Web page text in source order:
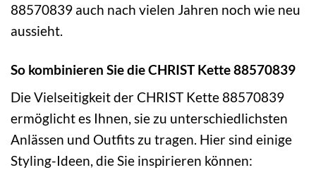
88570839 auch nach vielen Jahren noch wie neu
aussieht.
So kombinieren Sie die CHRIST Kette 88570839
Die Vielseitigkeit der CHRIST Kette 88570839
ermöglicht es Ihnen, sie zu unterschiedlichsten
Anlässen und Outfits zu tragen. Hier sind einige
Styling-Ideen, die Sie inspirieren können: